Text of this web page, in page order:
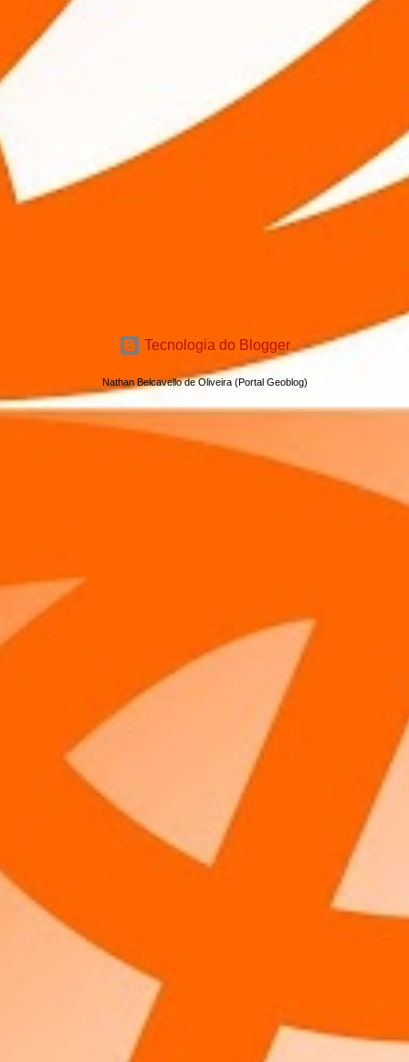
Tecnologia do Blogger
Nathan Belcavello de Oliveira (Portal Geoblog)